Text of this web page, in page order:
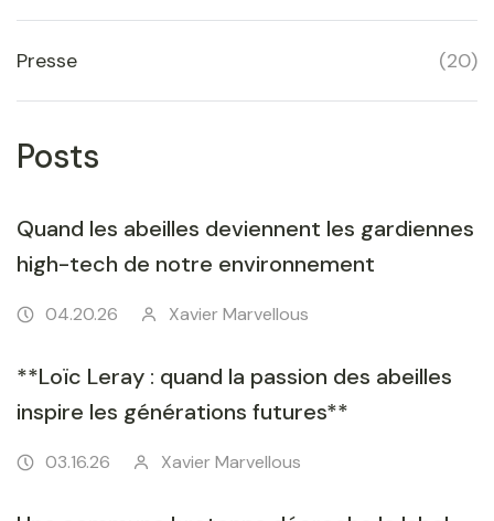
o
n
c
(20)
Presse
Posts
Quand les abeilles deviennent les gardiennes
high-tech de notre environnement
04.20.26 Xavier Marvellous
**Loïc Leray : quand la passion des abeilles
inspire les générations futures**
03.16.26 Xavier Marvellous